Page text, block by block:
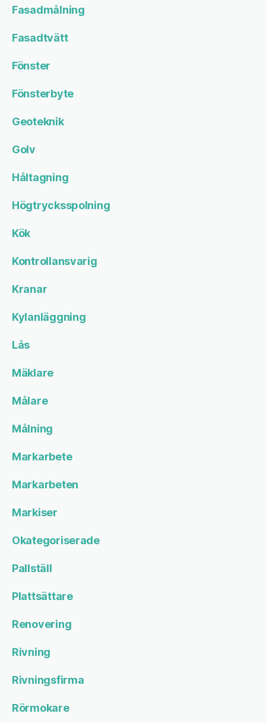
Fasadmålning
Fasadtvätt
Fönster
Fönsterbyte
Geoteknik
Golv
Håltagning
Högtrycksspolning
Kök
Kontrollansvarig
Kranar
Kylanläggning
Lås
Mäklare
Målare
Målning
Markarbete
Markarbeten
Markiser
Okategoriserade
Pallställ
Plattsättare
Renovering
Rivning
Rivningsfirma
Rörmokare